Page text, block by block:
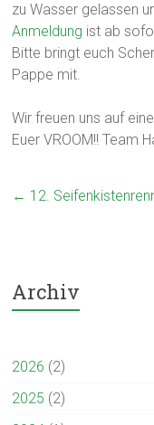
zu Wasser gelassen
Anmeldung ist ab
Bitte bringt euch
Pappe mit.
Wir freuen uns auf
Euer VROOM!! Team
← 12.
Archiv
2026 (2)
2025 (2)